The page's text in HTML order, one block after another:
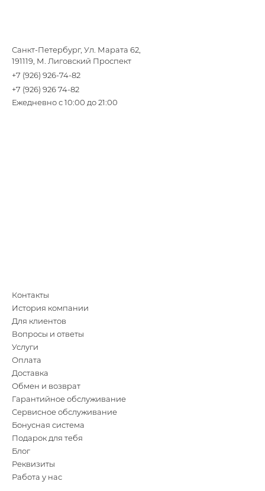
Санкт-Петербург, Ул. Марата 62,
191119, М. Лиговский Проспект
+7 (926) 926-74-82
+7 (926) 926 74-82
Ежедневно с 10:00 до 21:00
Контакты
История компании
Для клиентов
Вопросы и ответы
Услуги
Оплата
Доставка
Обмен и возврат
Гарантийное обслуживание
Сервисное обслуживание
Бонусная система
Подарок для тебя
Блог
Реквизиты
Работа у нас